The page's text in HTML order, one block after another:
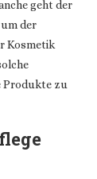
geht der
der
Kosmetik
Produkte zu